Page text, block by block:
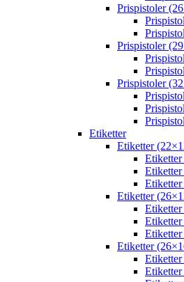
Prispistoler
Prispistoler
Prispistoler
Etiketter
Etiketter
Etiketter
Etiketter